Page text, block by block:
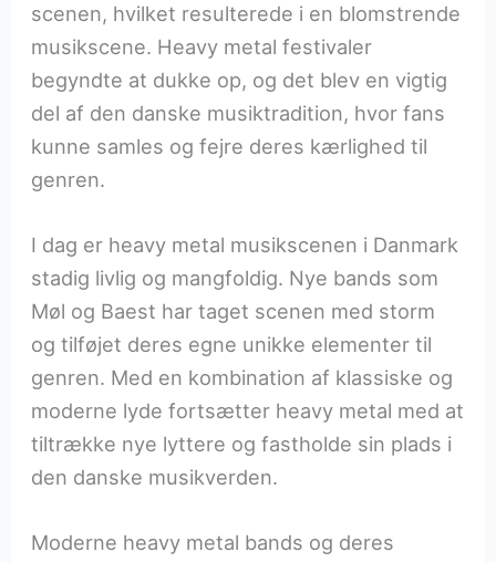
scenen, hvilket resulterede i en blomstrende
musikscene. Heavy metal festivaler
begyndte at dukke op, og det blev en vigtig
del af den danske musiktradition, hvor fans
kunne samles og fejre deres kærlighed til
genren.
I dag er heavy metal musikscenen i Danmark
stadig livlig og mangfoldig. Nye bands som
Møl og Baest har taget scenen med storm
og tilføjet deres egne unikke elementer til
genren. Med en kombination af klassiske og
moderne lyde fortsætter heavy metal med at
tiltrække nye lyttere og fastholde sin plads i
den danske musikverden.
Moderne heavy metal bands og deres